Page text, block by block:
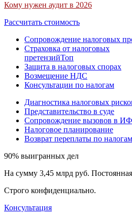
Кому нужен аудит в 2026
Рассчитать стоимость
Сопровождение налоговых
Страховка от налоговых
претензийТоп
Защита в налоговых спорах
Возмещение НДС
Консультации по налогам
Диагностика налоговых
Представительство в суде
Сопровождение вызовов в
Налоговое планирование
Возврат переплаты по налогам
90% выигранных дел
На сумму 3,45 млрд руб.
Строго конфиденциально.
Консультация